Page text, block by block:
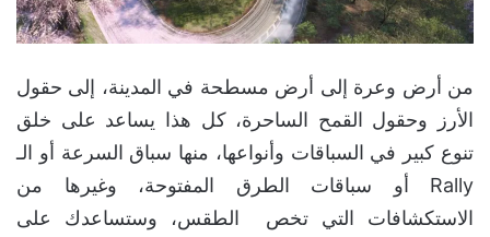
من أرض وعرة إلى أرض مسطحة في المدينة، إلى حقول
الأرز وحقول القمح الساحرة، كل هذا يساعد على خلق
تنوع كبير في السباقات وأنواعها، منها سباق السرعة أو الـ
Rally أو سباقات الطرق المفتوحة، وغيرها من
الاستكشافات التي تخص الطقس، وستساعدك على